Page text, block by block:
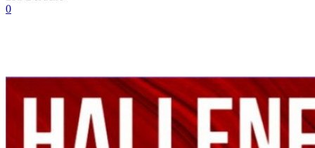
0